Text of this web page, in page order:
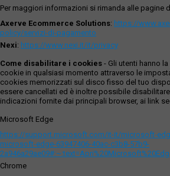
Per maggiori informazioni si rimanda alle pagine
Axerve Ecommerce Solutions: https://
policy/servizi-di-pagamento
Nexi: https://www.nexi.it/it/privacy
Come disabilitare i cookies - Gli utenti hanno
cookie in qualsiasi momento attraverso le
cookies memorizzati sul disco fisso del tuo
essere cancellati ed è inoltre possibile
indicazioni fornite dai principali browser, ai link
Microsoft Edge
https://support.microsoft.com/it-it/microsoft-
microsoft-edge-63947406-40ac-c3b8-57b9-
Chrome